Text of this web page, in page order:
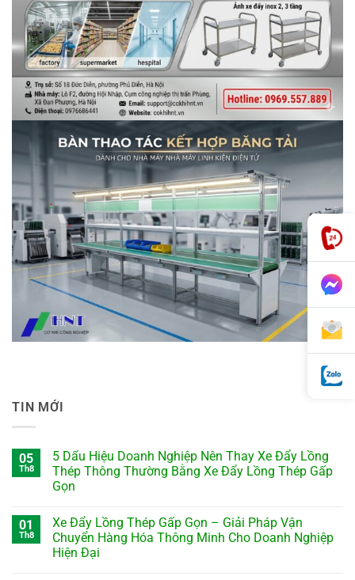
TIN MỚI
05
Th8
5 Dấu Hiệu Doanh Nghiệp Nên Thay Xe Đẩy Lồng
Thép Thông Thường Bằng Xe Đẩy Lồng Thép Gấp
Gọn
01
Th8
Xe Đẩy Lồng Thép Gấp Gọn – Giải Pháp Vận
Chuyển Hàng Hóa Thông Minh Cho Doanh Nghiệp
Hiện Đại